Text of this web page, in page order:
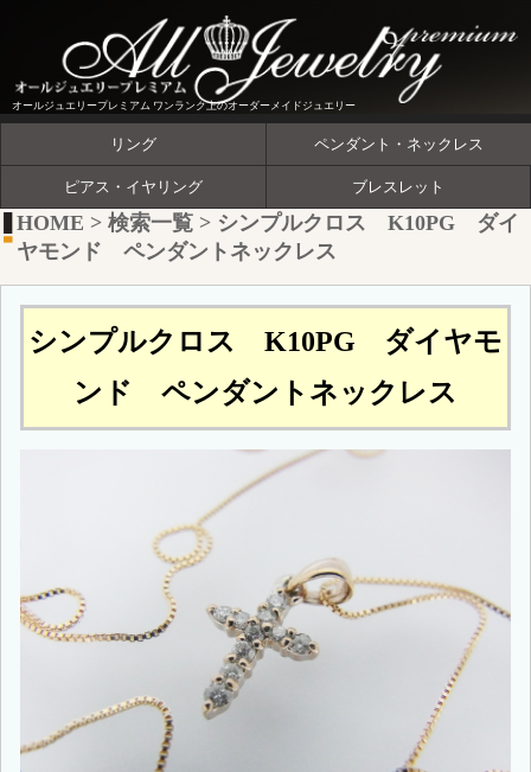
オールジュエリープレミアム ワンランク上のオーダーメイドジュエリー
リング ペンダント・ネックレス
ピアス・イヤリング ブレスレット
HOME > 検索一覧 > シンプルクロス K10PG ダイ
ヤモンド ペンダントネックレス
シンプルクロス K10PG ダイヤモ
ンド ペンダントネックレス